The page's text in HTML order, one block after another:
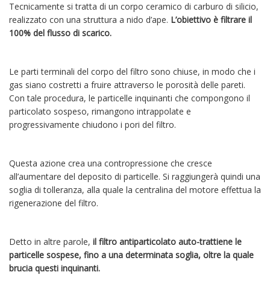
Tecnicamente si tratta di un corpo ceramico di carburo di silicio,
realizzato con una struttura a nido d’ape. L’obiettivo è filtrare il
100% del flusso di scarico.
Le parti terminali del corpo del filtro sono chiuse, in modo che i
gas siano costretti a fruire attraverso le porosità delle pareti.
Con tale procedura, le particelle inquinanti che compongono il
particolato sospeso, rimangono intrappolate e
progressivamente chiudono i pori del filtro.
Questa azione crea una contropressione che cresce
all’aumentare del deposito di particelle. Si raggiungerà quindi una
soglia di tolleranza, alla quale la centralina del motore effettua la
rigenerazione del filtro.
Detto in altre parole, il filtro antiparticolato auto-trattiene le
particelle sospese, fino a una determinata soglia, oltre la quale
brucia questi inquinanti.